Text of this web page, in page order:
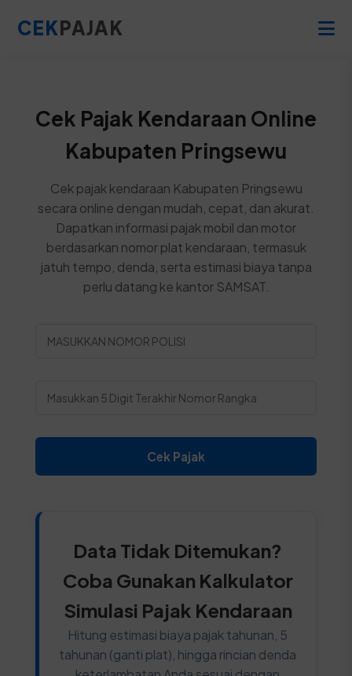
CEKPAJAK
Cek Pajak Kendaraan Online
Kabupaten Pringsewu
Cek pajak kendaraan Kabupaten Pringsewu
secara online dengan mudah, cepat, dan akurat.
Dapatkan informasi pajak mobil dan motor
berdasarkan nomor plat kendaraan, termasuk
jatuh tempo, denda, serta estimasi biaya tanpa
perlu datang ke kantor SAMSAT.
Cek Pajak
Data Tidak Ditemukan?
Coba Gunakan Kalkulator
Simulasi Pajak Kendaraan
Hitung estimasi biaya pajak tahunan, 5
tahunan (ganti plat), hingga rincian denda